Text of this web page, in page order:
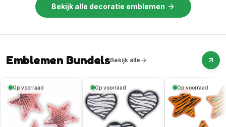
Bekijk alle decoratie emblemen
Emblemen BundelsBekijk alle
Op voorraad Op voorraad Op voorraad